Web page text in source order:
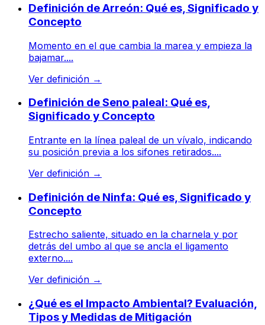
Definición de Arreón: Qué es, Significado y
Concepto
Momento en el que cambia la marea y empieza la
bajamar....
Ver definición →
Definición de Seno paleal: Qué es,
Significado y Concepto
Entrante en la línea paleal de un vívalo, indicando
su posición previa a los sifones retirados....
Ver definición →
Definición de Ninfa: Qué es, Significado y
Concepto
Estrecho saliente, situado en la charnela y por
detrás del umbo al que se ancla el ligamento
externo....
Ver definición →
¿Qué es el Impacto Ambiental? Evaluación,
Tipos y Medidas de Mitigación